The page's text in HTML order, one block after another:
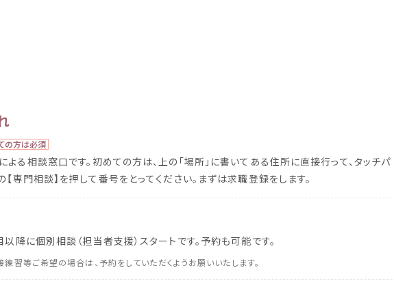
の方は必須
による 相談窓口です。 初めての方は、上の「場所 」に書いてある住所に直接行って、タッチパ
【専門相談】を押 して 番号をとってください。まずは求職登録をします。
以降に個別相談 （担当者支援）スタートです。 予約も可能です。
練習等ご希望の場合は、 予約をしていただくようお願 いいたします。